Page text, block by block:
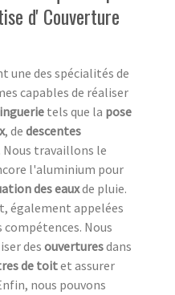
d' Couverture
une des spécialités de
capables de réaliser
tels que la pose
, de descentes
Nous travaillons le
l'aluminium pour
des eauxde pluie.
également appelées
compétences. Nous
desouverturesdans
de toitet assurer
nous pouvons